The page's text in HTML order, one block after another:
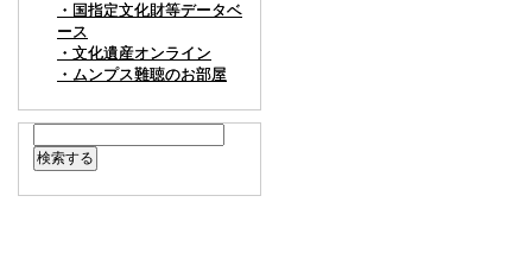
・国指定文化財等データベ
ース
・文化遺産オンライン
・ムンプス難聴のお部屋
・国指定文化財等データベ
ース
・文化遺産オンライン
・ムンプス難聴のお部屋